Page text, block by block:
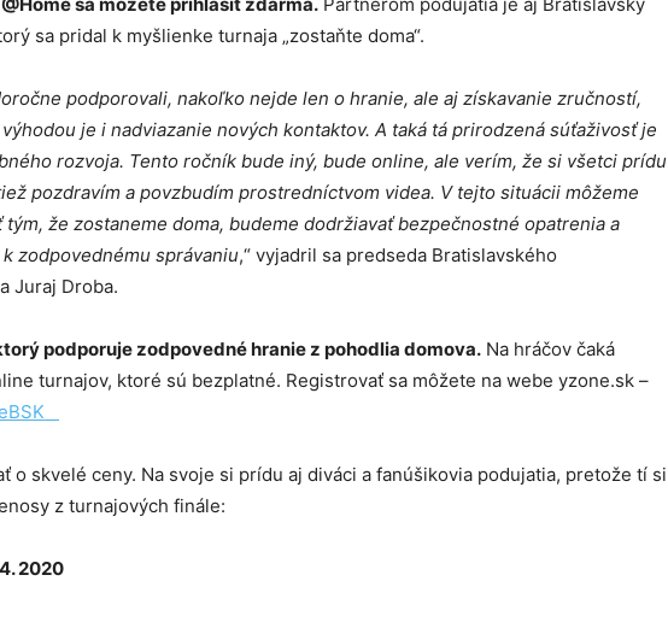
sa pridal k myšlienke turnaja „zostaňte doma“.
podporovali, nakoľko nejde len o hranie, ale aj získavanie zručností,
je i nadviazanie nových kontaktov. A taká tá prirodzená súťaživosť je
rozvoja. Tento ročník bude iný, bude online, ale verím, že si všetci prídu
pozdravím a povzbudím prostredníctvom videa. V tejto situácii môžeme
že zostaneme doma, budeme dodržiavať bezpečnostné opatrenia a
zodpovednému správaniu,“ vyjadril sa predseda Bratislavského
Juraj Droba.
podporuje zodpovedné hranie z pohodlia domova. Na hráčov čaká
turnajov, ktoré sú bezplatné. Registrovať sa môžete na webe yzone.sk –
o skvelé ceny. Na svoje si prídu aj diváci a fanúšikovia podujatia, pretože tí si
z turnajových finále:
2020